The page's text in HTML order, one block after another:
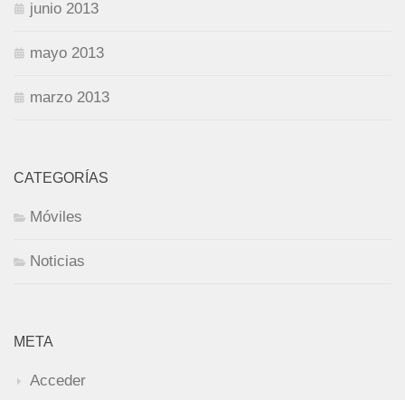
junio 2013
mayo 2013
marzo 2013
CATEGORÍAS
Móviles
Noticias
META
Acceder